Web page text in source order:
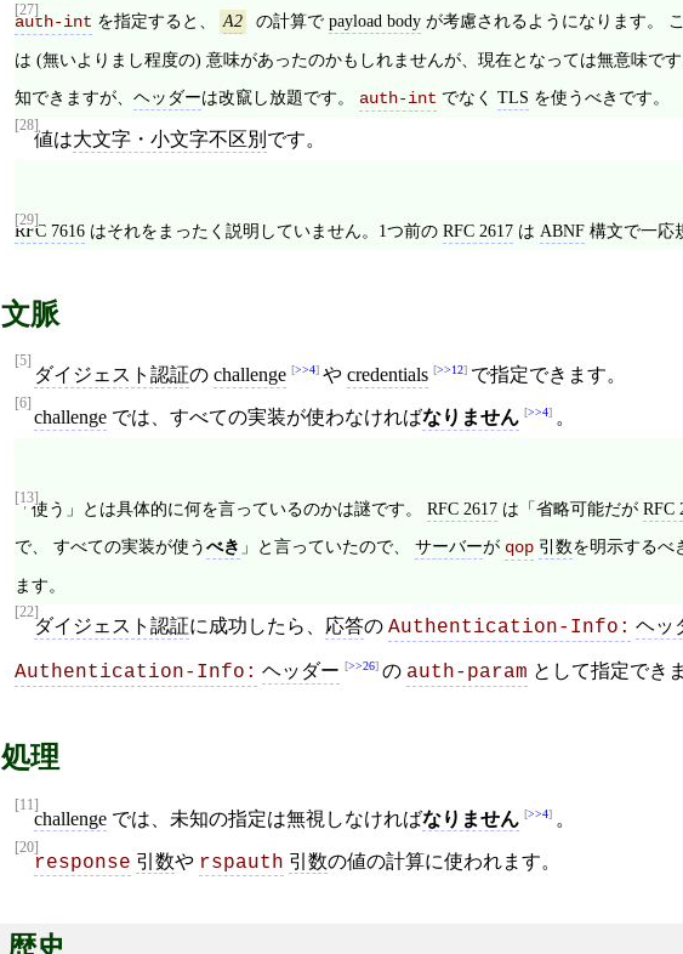
[27]
auth-int を指定すると、 A2 の計算で payload bodyが考慮されるようになります。
は (無いよりまし程度の) 意味があったのかもしれませんが、現在となっては無意味です
知できますが、 ヘッダーは改竄し放題です。 auth-int でなく TLS を使うべきです。
[28]
値は大文字・小文字不区別 です。
[29]
RFC 7616 はそれをまったく説明していません。1つ前の RFC 2617 は ABNF 構文で一応
文脈
[5]
ダイジェスト認証の challenge >>4 や credentials >>12 で指定できます。
[6]
challenge では、すべての実装が使わなければなりません >>4 。
[13]
「使う」とは具体的に何を言っているのかは謎です。 RFC 2617 は「省略可能だが RFC
で、 すべての実装が使うべき 」と言っていたので、 サーバーが qop 引数を明示するべ
ます。
[22]
ダイジェスト認証に成功したら、 応答の Authentication-Info: ヘッ
Authentication-Info: ヘッダー >>26 の auth-param として指定でき
処理
[11]
challenge では、未知の指定は無視しなければなりません >>4 。
[20]
response 引数や rspauth 引数の値の計算に使われます。